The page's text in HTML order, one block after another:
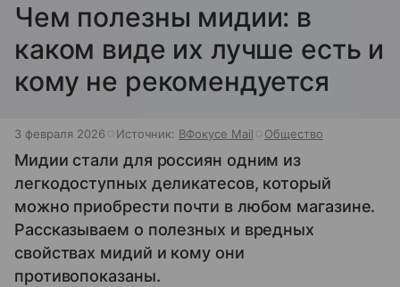
Чем полезны мидии: в
каком виде их лучше есть и
кому не рекомендуется
3 февраля 2026 Источник: ВФокусе Mail Общество
Мидии стали для россиян одним из
легкодоступных деликатесов, который
можно приобрести почти в любом магазине.
Рассказываем о полезных и вредных
свойствах мидий и кому они
противопоказаны.